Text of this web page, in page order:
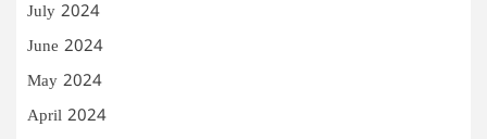
July 2024
June 2024
May 2024
April 2024